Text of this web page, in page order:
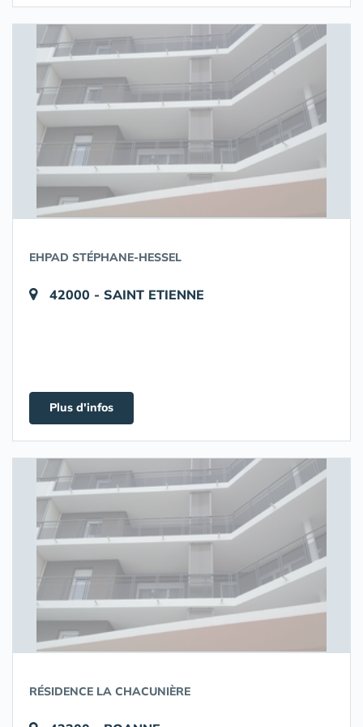
EHPAD STÉPHANE-HESSEL
42000 - SAINT ETIENNE
Plus d'infos
RÉSIDENCE LA CHACUNIÈRE